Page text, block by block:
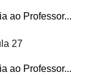
ao Professor...
27
ao Professor...